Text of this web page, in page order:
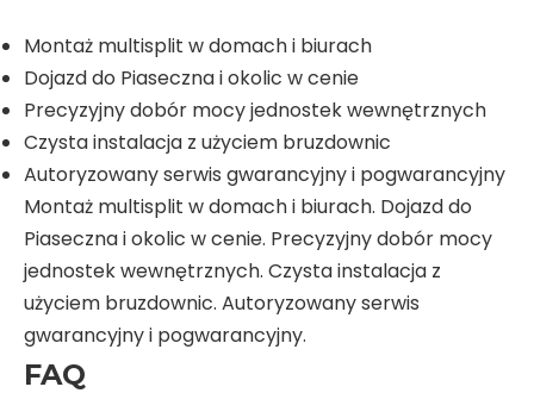
Montaż multisplit w domach i biurach
Dojazd do Piaseczna i okolic w cenie
Precyzyjny dobór mocy jednostek wewnętrznych
Czysta instalacja z użyciem bruzdownic
Autoryzowany serwis gwarancyjny i pogwarancyjny
Montaż multisplit w domach i biurach. Dojazd do
Piaseczna i okolic w cenie. Precyzyjny dobór mocy
jednostek wewnętrznych. Czysta instalacja z
użyciem bruzdownic. Autoryzowany serwis
gwarancyjny i pogwarancyjny.
FAQ